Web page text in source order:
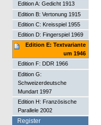
Edition A: Gedicht 1913
Edition B: Vertonung 1915
Edition C: Kreisspiel 1955
Edition D: Fingerspiel 1969
Edition E: Textvariante
um 1946
Edition F: DDR 1966
Edition G:
Schweizerdeutsche
Mundart 1997
Edition H: Französische
Parallele 2002
Register